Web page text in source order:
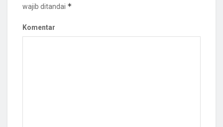
wajib ditandai *
Komentar